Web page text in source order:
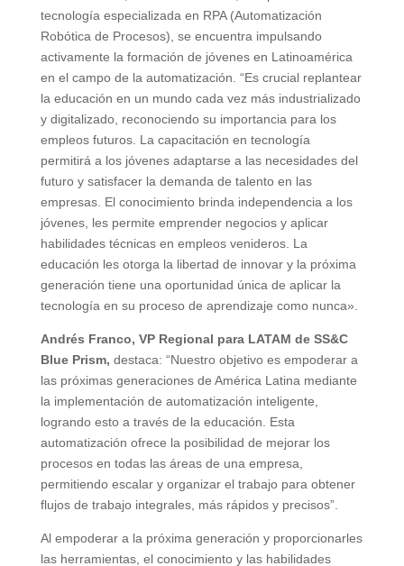
tecnología especializada en RPA (Automatización
Robótica de Procesos), se encuentra impulsando
activamente la formación de jóvenes en Latinoamérica
en el campo de la automatización. “Es crucial replantear
la educación en un mundo cada vez más industrializado
y digitalizado, reconociendo su importancia para los
empleos futuros. La capacitación en tecnología
permitirá a los jóvenes adaptarse a las necesidades del
futuro y satisfacer la demanda de talento en las
empresas. El conocimiento brinda independencia a los
jóvenes, les permite emprender negocios y aplicar
habilidades técnicas en empleos venideros. La
educación les otorga la libertad de innovar y la próxima
generación tiene una oportunidad única de aplicar la
tecnología en su proceso de aprendizaje como nunca».
Andrés Franco, VP Regional para LATAM de SS&C
Blue Prism, destaca: “Nuestro objetivo es empoderar a
las próximas generaciones de América Latina mediante
la implementación de automatización inteligente,
logrando esto a través de la educación. Esta
automatización ofrece la posibilidad de mejorar los
procesos en todas las áreas de una empresa,
permitiendo escalar y organizar el trabajo para obtener
flujos de trabajo integrales, más rápidos y precisos”.
Al empoderar a la próxima generación y proporcionarles
las herramientas, el conocimiento y las habilidades